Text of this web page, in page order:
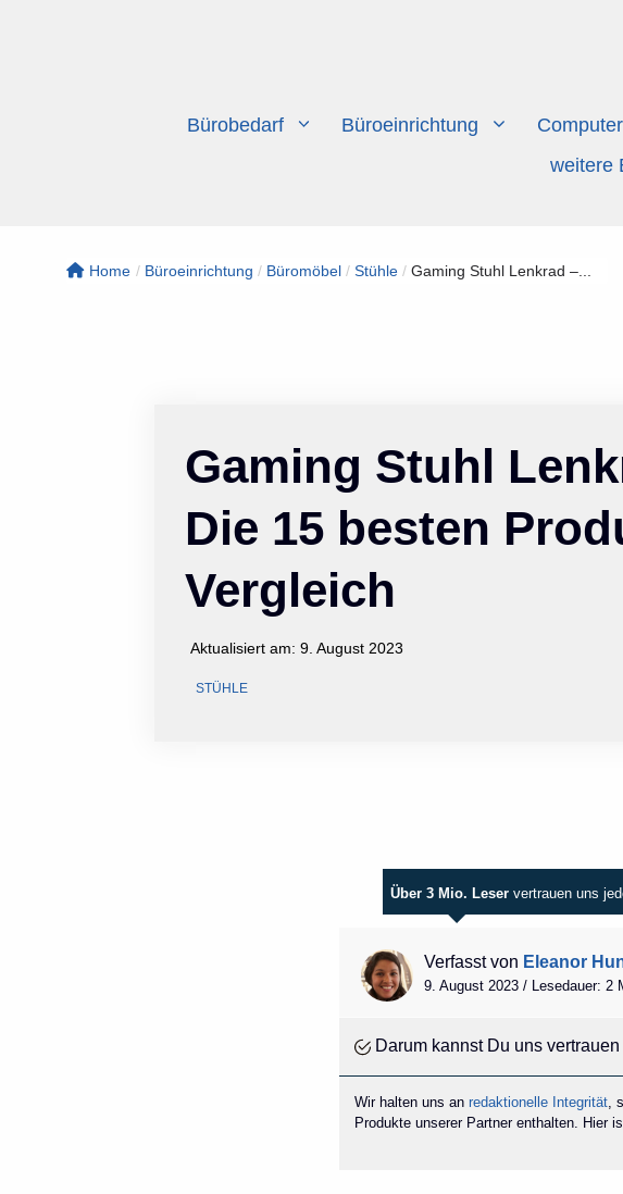
Bürobedarf Büroeinrichtung
weitere
Home / Büroeinrichtung / Büromöbel / Stühle / Gaming Stuhl Lenkrad –...
Gaming Stuhl
Die 15 besten
Vergleich
Aktualisiert am:9. August 2023
STÜHLE
Über 3 Mio. Leser vertrauen uns
Verfasst von Eleanor
9. August 2023 / Lesedauer: 2
Darum kannst Du uns vertrauen
Wir halten uns anredaktionelle Integrität,
Produkte unserer Partner enthalten. Hier